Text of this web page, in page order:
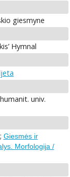
giesmyne
Hymnal
univ.
; Giesmės ir
Morfologija /